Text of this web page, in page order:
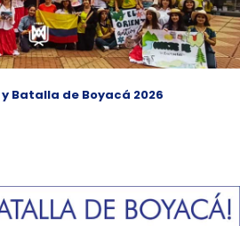
Batalla de Boyacá 2026